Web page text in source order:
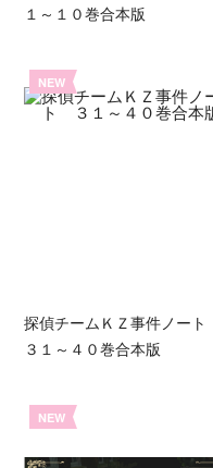
１～１０巻合本版
NEW
探偵チームＫＺ事件ノート
３１～４０巻合本版
NEW